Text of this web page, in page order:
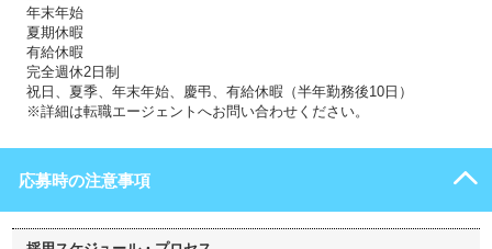
年末年始
夏期休暇
有給休暇
完全週休2日制
祝日、夏季、年末年始、慶弔、有給休暇（半年勤務後10日）
※詳細は転職エージェントへお問い合わせください。
応募時の注意事項